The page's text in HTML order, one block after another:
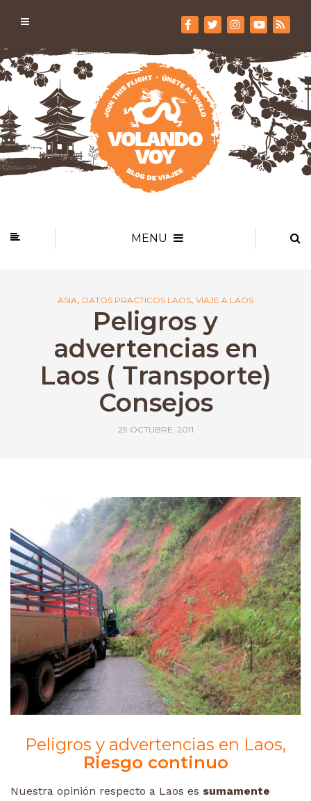
MENU
ASIA, DATOS PRACTICOS LAOS, VIAJE A LAOS
Peligros y
advertencias en
Laos ( Transporte)
Consejos
29 OCTUBRE, 2011
Peligros y advertencias en Laos,
Riesgo continuo
Nuestra opinión respecto a Laos es sumamente